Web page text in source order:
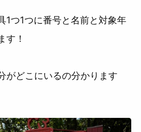
1つ1つに番号と名前と対象年
す！
がどこにいるの分かります